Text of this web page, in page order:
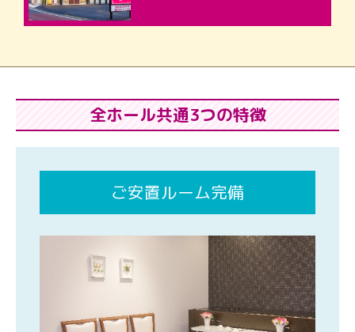
全ホール共通3つの特徴
ご安置ルーム完備